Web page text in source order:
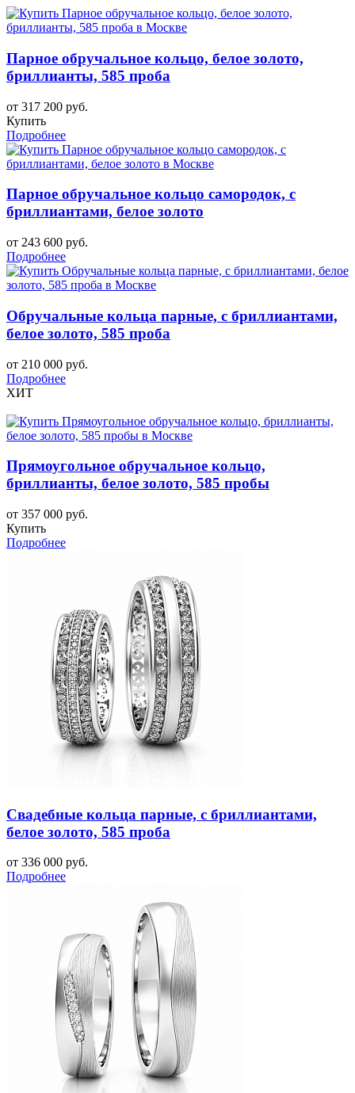
Парное обручальное кольцо, белое золото,
бриллианты, 585 проба
от 317 200 руб.
Купить
Подробнее
Парное обручальное кольцо самородок, с
бриллиантами, белое золото
от 243 600 руб.
Подробнее
Обручальные кольца парные, с бриллиантами,
белое золото, 585 проба
от 210 000 руб.
Подробнее
ХИТ
Прямоугольное обручальное кольцо,
бриллианты, белое золото, 585 пробы
от 357 000 руб.
Купить
Подробнее
Свадебные кольца парные, с бриллиантами,
белое золото, 585 проба
от 336 000 руб.
Подробнее